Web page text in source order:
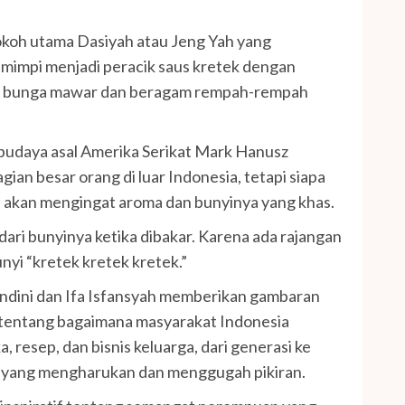
utama Dasiyah atau Jeng Yah yang
menjadi peracik saus kretek dengan
mawar dan beragam rempah-rempah
asal Amerika Serikat Mark Hanusz
besar orang di luar Indonesia, tetapi siapa
mengingat aroma dan bunyinya yang khas.
bunyinya ketika dibakar. Karena ada rajangan
“kretek kretek kretek.”
dan Ifa Isfansyah memberikan gambaran
bagaimana masyarakat Indonesia
resep, dan bisnis keluarga, dari generasi ke
mengharukan dan menggugah pikiran.